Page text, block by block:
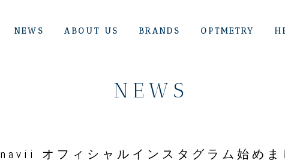
NEWS ABOUT US BRANDS OPTMETRY
NEWS
navii オフィシャルインスタグラム始めま